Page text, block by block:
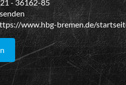
- 36162-85
www.hbg-bremen.de/